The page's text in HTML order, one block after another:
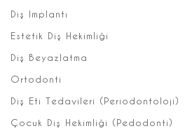
Diş Implantı
Estetik Diş Hekimliği
Diş Beyazlatma
Ortodonti
Diş Eti Tedavileri (Periodontoloji)
Çocuk Diş Hekimliği (Pedodonti)